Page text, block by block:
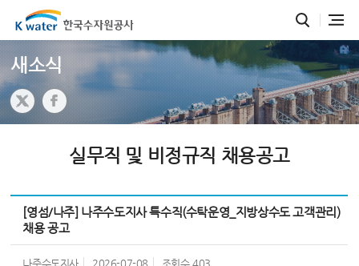
새소식
실무직 및 비정규직 채용공고
[영섬/나주] 나주수도지사 특수직(수탁운영_지방상수도 고객관리)
채용 공고
나주수도지사 2026-07-08 조회수403